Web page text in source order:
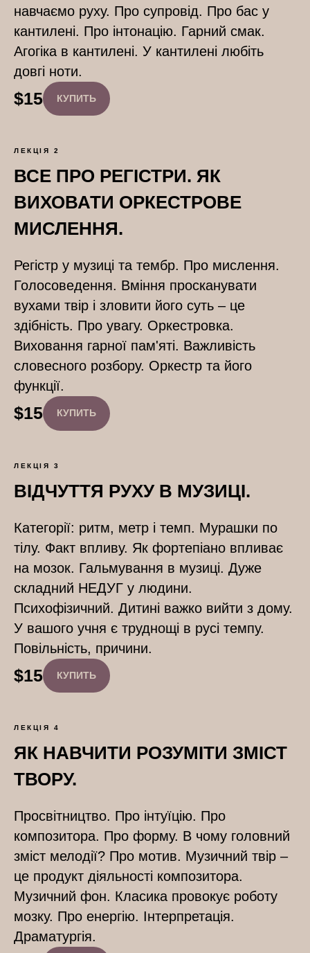
навчаємо руху. Про супровід. Про бас у
кантилені. Про інтонацію. Гарний смак.
Агогіка в кантилені. У кантилені любіть
довгі ноти.
$15 КУПИТЬ
ЛЕКЦІЯ 2
ВСЕ ПРО РЕГІСТРИ. ЯК
ВИХОВАТИ ОРКЕСТРОВЕ
МИСЛЕННЯ.
Регістр у музиці та тембр. Про мислення.
Голосоведення. Вміння просканувати
вухами твір і зловити його суть – це
здібність. Про увагу. Оркестровка.
Виховання гарної пам'яті. Важливість
словесного розбору. Оркестр та його
функції.
$15 КУПИТЬ
ЛЕКЦІЯ 3
ВІДЧУТТЯ РУХУ В МУЗИЦІ.
Категорії: ритм, метр і темп. Мурашки по
тілу. Факт впливу. Як фортепіано впливає
на мозок. Гальмування в музиці. Дуже
складний НЕДУГ у людини.
Психофізичний. Дитині важко вийти з дому.
У вашого учня є труднощі в русі темпу.
Повільність, причини.
$15 КУПИТЬ
ЛЕКЦІЯ 4
ЯК НАВЧИТИ РОЗУМІТИ ЗМІСТ
ТВОРУ.
Просвітництво. Про інтуїцію. Про
композитора. Про форму. В чому головний
зміст мелодії? Про мотив. Музичний твір –
це продукт діяльності композитора.
Музичний фон. Класика провокує роботу
мозку. Про енергію. Інтерпретація.
Драматургія.